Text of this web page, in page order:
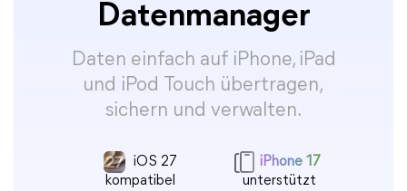
Datenmanager
Daten einfach auf iPhone, iPad
und iPod Touch übertragen,
sichern und verwalten.
iOS 27
kompatibel
iPhone 17
unterstützt